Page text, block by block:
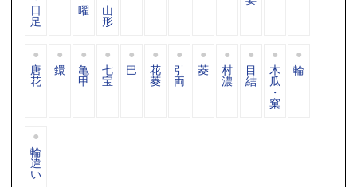
日
足
曜 山
形
唐
花
鐶 亀
甲
七
宝
巴 花
菱
引
両
菱 村
濃
目
結
木
瓜
・
窠
輪
輪
違
い